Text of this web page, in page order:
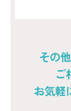
その
ご
お気軽